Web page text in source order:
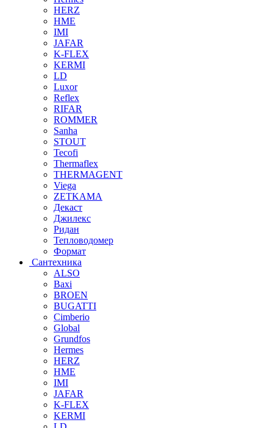
HERZ
HME
IMI
JAFAR
K-FLEX
KERMI
LD
Luxor
Reflex
RIFAR
ROMMER
Sanha
STOUT
Tecofi
Thermaflex
THERMAGENT
Viega
ZETKAMA
Декаст
Джилекс
Ридан
Тепловодомер
Формат
Сантехника
ALSO
Baxi
BROEN
BUGATTI
Cimberio
Global
Grundfos
Hermes
HERZ
HME
IMI
JAFAR
K-FLEX
KERMI